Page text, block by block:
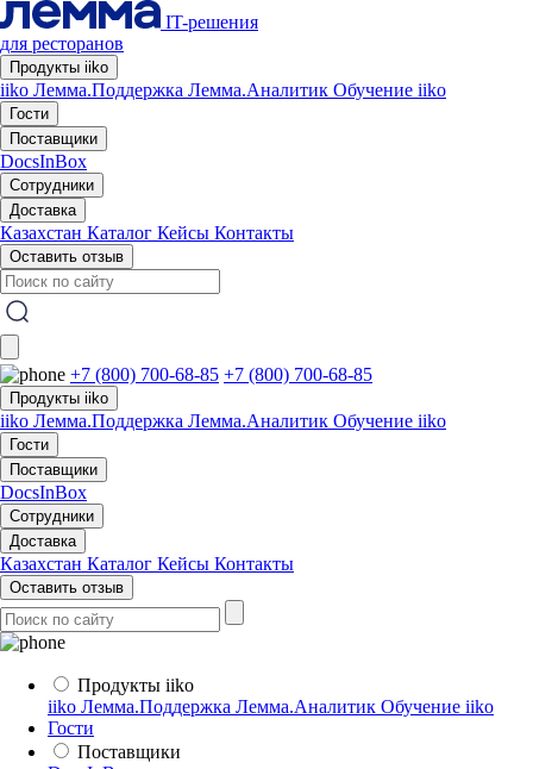
IT-решения
для ресторанов
Продукты iiko
iiko Лемма.Поддержка Лемма.Аналитик Обучение iiko
Гости
Поставщики
DocsInBox
Сотрудники
Доставка
Казахстан Каталог Кейсы Контакты
Оставить отзыв
+7 (800) 700-68-85 +7 (800) 700-68-85
Продукты iiko
iiko Лемма.Поддержка Лемма.Аналитик Обучение iiko
Гости
Поставщики
DocsInBox
Сотрудники
Доставка
Казахстан Каталог Кейсы Контакты
Оставить отзыв
Продукты iiko
iiko Лемма.Поддержка Лемма.Аналитик Обучение iiko
Гости
Поставщики